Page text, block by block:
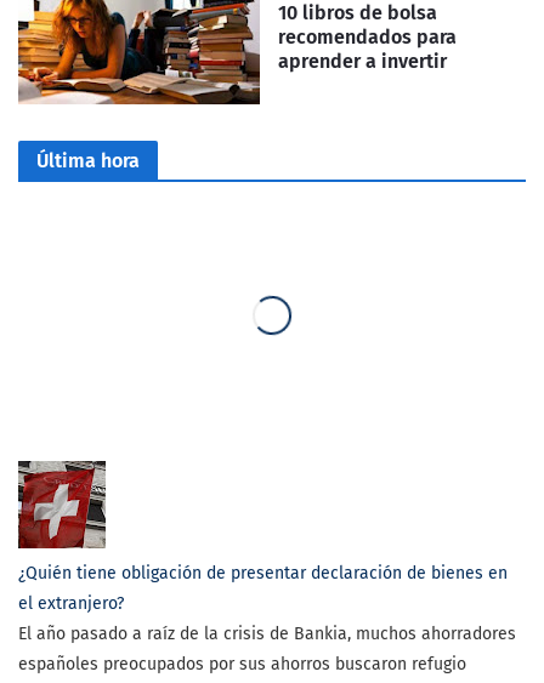
10 libros de bolsa
recomendados para
aprender a invertir
Última hora
¿Quién tiene obligación de presentar declaración de bienes en
el extranjero?
El año pasado a raíz de la crisis de Bankia, muchos ahorradores
españoles preocupados por sus ahorros buscaron refugio